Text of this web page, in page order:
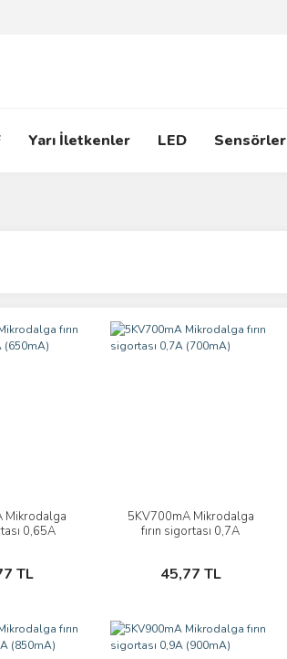
Yarı İletkenler LED Sensörler
Mikrodalga
0,65A
TL
Ekle
5KV700mA Mikrodalga
fırın sigortası 0,7A
45,77 TL
İncele
Sepete Ekle